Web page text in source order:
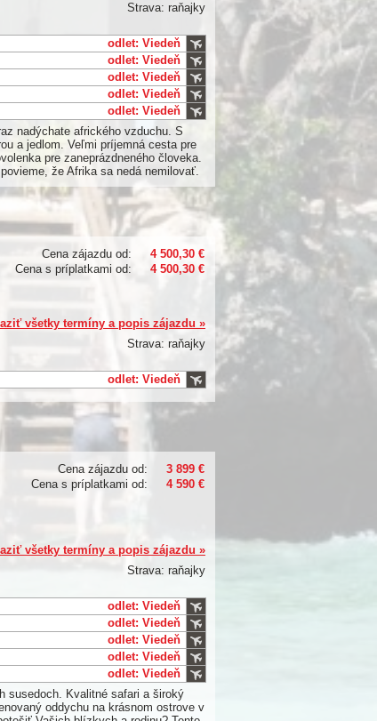
Strava: raňajky
odlet: Viedeň
odlet: Viedeň
odlet: Viedeň
odlet: Viedeň
odlet: Viedeň
nadýchate afrického vzduchu. S
a jedlom. Veľmi príjemná cesta pre
pre zaneprázdneného človeka.
že Afrika sa nedá nemilovať.
Cena zájazdu od:
4 500,30 €
Cena s príplatkami od:
4 500,30 €
všetky termíny a popis zájazdu »
Strava: raňajky
odlet: Viedeň
Cena zájazdu od:
3 899 €
Cena s príplatkami od:
4 590 €
všetky termíny a popis zájazdu »
Strava: raňajky
odlet: Viedeň
odlet: Viedeň
odlet: Viedeň
odlet: Viedeň
odlet: Viedeň
susedoch. Kvalitné safari a široký
oddychu na krásnom ostrove v